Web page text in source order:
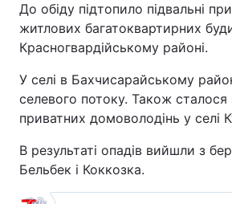
До обіду підтопило підвальні
житлових багатоквартирних
Красногвардійському районі.
У селі в Бахчисарайському
селевого потоку. Також сталося
приватних домоволодінь у селі
В результаті опадів вийшли з
Бельбек і Коккозка.